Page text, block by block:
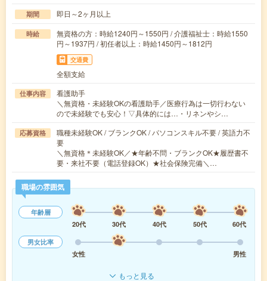
期間 即日～2ヶ月以上
時給
無資格の方：時給1240円～1550円 / 介護福祉士：時給1550
円～1937円 / 初任者以上：時給1450円～1812円
交通費
全額支給
仕事内容
看護助手
＼無資格・未経験OKの看護助手／医療行為は一切行わない
ので未経験でも安心！▽具体的には…・リネンやシ…
応募資格
職種未経験OK / ブランクOK / パソコンスキル不要 / 英語力不
要
＼無資格＊未経験OK／★年齢不問・ブランクOK★履歴書不
要・来社不要（電話登録OK）★社会保険完備＼…
職場の雰囲気
年齢層
20代
30代 40代 50代
60代
男女比率
女性
男性
もっと見る